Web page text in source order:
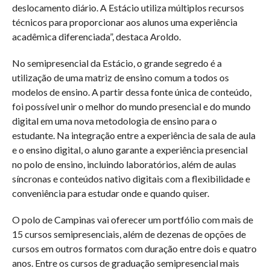
deslocamento diário. A Estácio utiliza múltiplos recursos
técnicos para proporcionar aos alunos uma experiência
acadêmica diferenciada”, destaca Aroldo.
No semipresencial da Estácio, o grande segredo é a
utilização de uma matriz de ensino comum a todos os
modelos de ensino. A partir dessa fonte única de conteúdo,
foi possível unir o melhor do mundo presencial e do mundo
digital em uma nova metodologia de ensino para o
estudante. Na integração entre a experiência de sala de aula
e o ensino digital, o aluno garante a experiência presencial
no polo de ensino, incluindo laboratórios, além de aulas
síncronas e conteúdos nativo digitais com a flexibilidade e
conveniência para estudar onde e quando quiser.
O polo de Campinas vai oferecer um portfólio com mais de
15 cursos semipresenciais, além de dezenas de opções de
cursos em outros formatos com duração entre dois e quatro
anos. Entre os cursos de graduação semipresencial mais